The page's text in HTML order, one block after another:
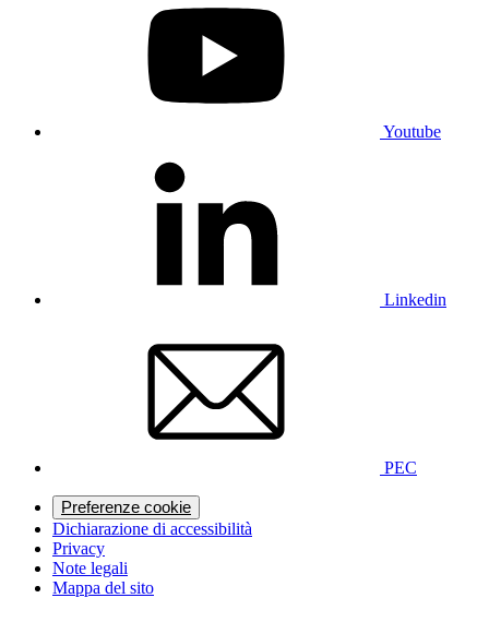
Youtube
Linkedin
PEC
Preferenze cookie
Dichiarazione di accessibilità
Privacy
Note legali
Mappa del sito